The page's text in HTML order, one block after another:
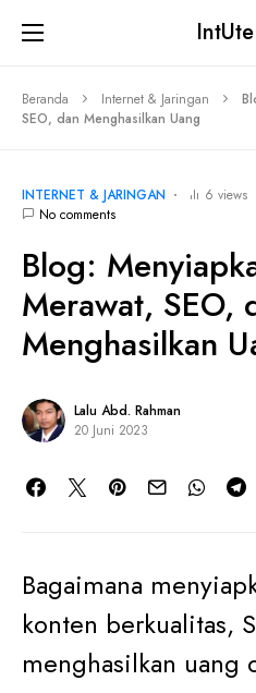
Beranda Internet & Jaringan
SEO, dan Menghasilkan Uang
INTERNET & JARINGAN 6 views
No comments
Blog:
Merawat, SEO,
Menghasilkan
Lalu Abd. Rahman
20 Juni 2023
Bagaimana
konten berkualitas,
menghasilkan uang